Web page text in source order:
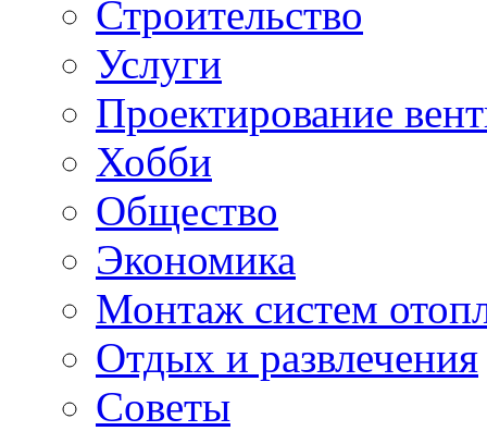
Строительство
Услуги
Проектирование
Хобби
Общество
Экономика
Монтаж систем
Отдых и развлечения
Советы